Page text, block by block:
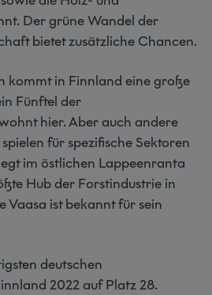
Der grüne Wandel der
bietet zusätzliche Chancen.
kommt in Finnland eine große
Fünftel der
hier. Aber auch andere
für spezifische Sektoren
im östlichen Lappeenranta
Hub der Forstindustrie in
Vaasa ist bekannt für sein
deutschen
2022 auf Platz 28.